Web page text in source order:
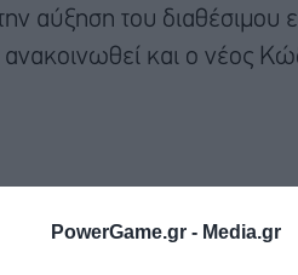
PowerGame.gr - Media.gr
αύξηση του διαθέσιμου
και ο νέος